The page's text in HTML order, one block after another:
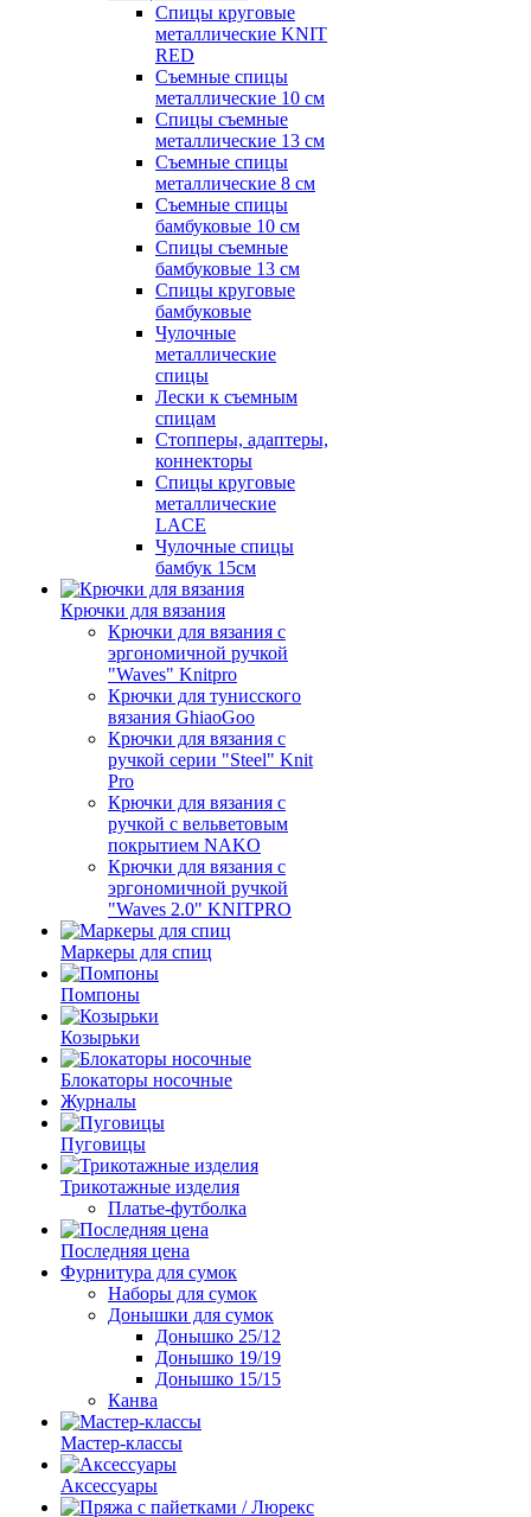
Спицы круговые
металлические KNIT
RED
Съемные спицы
металлические 10 см
Спицы съемные
металлические 13 см
Съемные спицы
металлические 8 см
Съемные спицы
бамбуковые 10 см
Спицы съемные
бамбуковые 13 см
Спицы круговые
бамбуковые
Чулочные
металлические
спицы
Лески к съемным
спицам
Стопперы, адаптеры,
коннекторы
Спицы круговые
металлические
LACE
Чулочные спицы
бамбук 15см
Крючки для вязания
Крючки для вязания с
эргономичной ручкой
"Waves" Knitpro
Крючки для тунисского
вязания GhiaoGoo
Крючки для вязания с
ручкой серии "Steel" Knit
Pro
Крючки для вязания с
ручкой с вельветовым
покрытием NAKO
Крючки для вязания с
эргономичной ручкой
"Waves 2.0" KNITPRO
Маркеры для спиц
Помпоны
Козырьки
Блокаторы носочные
Журналы
Пуговицы
Трикотажные изделия
Платье-футболка
Последняя цена
Фурнитура для сумок
Наборы для сумок
Донышки для сумок
Донышко 25/12
Донышко 19/19
Донышко 15/15
Канва
Мастер-классы
Аксессуары